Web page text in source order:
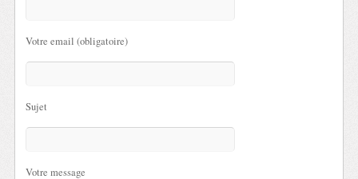
Votre email (obligatoire)
Sujet
Votre message